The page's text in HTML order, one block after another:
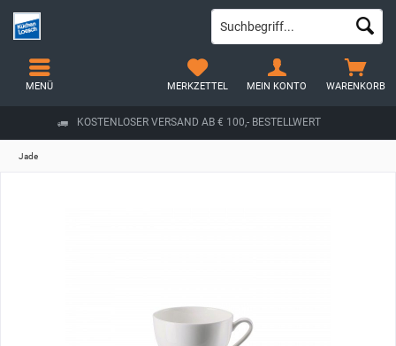
KOSTENLOSER VERSAND AB € 100,- BESTELLWERT
WARENKORB
MERKZETTEL MEIN KONTO
MENÜ
Jade